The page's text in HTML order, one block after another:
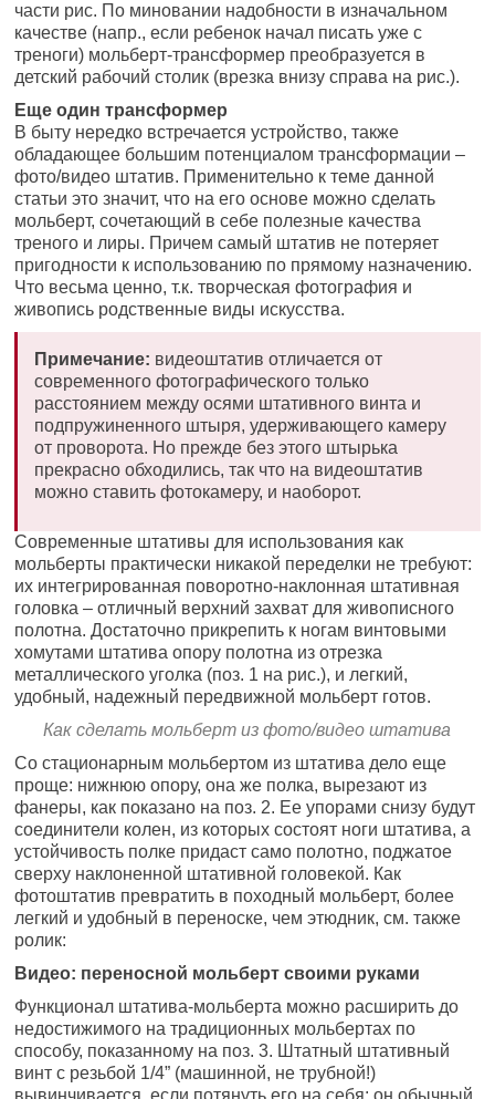
части рис. По миновании надобности в изначальном
качестве (напр., если ребенок начал писать уже с
треноги) мольберт-трансформер преобразуется в
детский рабочий столик (врезка внизу справа на рис.).
Еще один трансформер
В быту нередко встречается устройство, также
обладающее большим потенциалом трансформации –
фото/видео штатив. Применительно к теме данной
статьи это значит, что на его основе можно сделать
мольберт, сочетающий в себе полезные качества
треного и лиры. Причем самый штатив не потеряет
пригодности к использованию по прямому назначению.
Что весьма ценно, т.к. творческая фотография и
живопись родственные виды искусства.
Примечание: видеоштатив отличается от
современного фотографического только
расстоянием между осями штативного винта и
подпружиненного штыря, удерживающего камеру
от проворота. Но прежде без этого штырька
прекрасно обходились, так что на видеоштатив
можно ставить фотокамеру, и наоборот.
Современные штативы для использования как
мольберты практически никакой переделки не требуют:
их интегрированная поворотно-наклонная штативная
головка – отличный верхний захват для живописного
полотна. Достаточно прикрепить к ногам винтовыми
хомутами штатива опору полотна из отрезка
металлического уголка (поз. 1 на рис.), и легкий,
удобный, надежный передвижной мольберт готов.
Как сделать мольберт из фото/видео штатива
Со стационарным мольбертом из штатива дело еще
проще: нижнюю опору, она же полка, вырезают из
фанеры, как показано на поз. 2. Ее упорами снизу будут
соединители колен, из которых состоят ноги штатива, а
устойчивость полке придаст само полотно, поджатое
сверху наклоненной штативной головекой. Как
фотоштатив превратить в походный мольберт, более
легкий и удобный в переноске, чем этюдник, см. также
ролик:
Видео: переносной мольберт своими руками
Функционал штатива-мольберта можно расширить до
недостижимого на традиционных мольбертах по
способу, показанному на поз. 3. Штатный штативный
винт с резьбой 1/4” (машинной, не трубной!)
вывинчивается, если потянуть его на себя; он обычный